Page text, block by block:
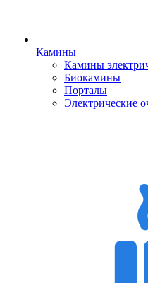
Камины
Камины
Биокамины
Порталы
Электрические